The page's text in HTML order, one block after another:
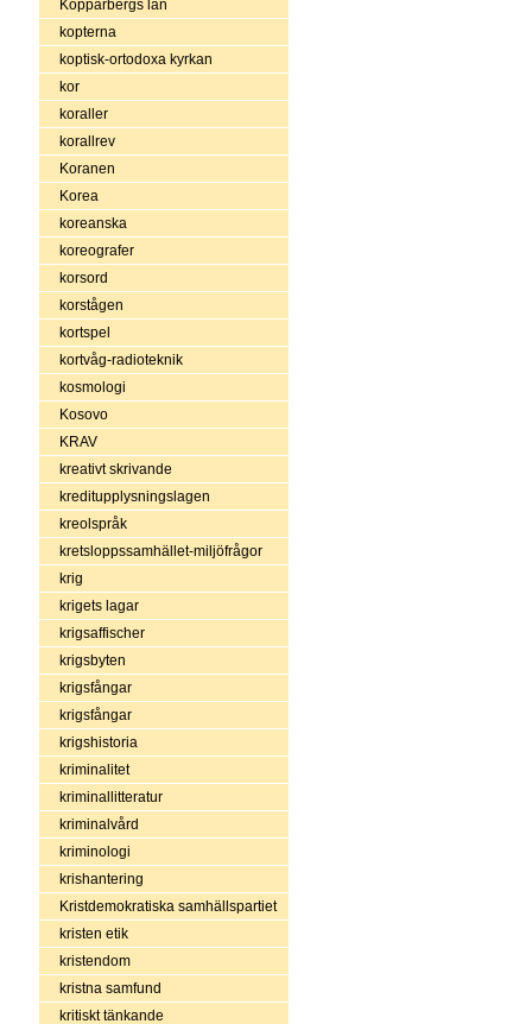
Kopparbergs län
kopterna
koptisk-ortodoxa kyrkan
kor
koraller
korallrev
Koranen
Korea
koreanska
koreografer
korsord
korstågen
kortspel
kortvåg-radioteknik
kosmologi
Kosovo
KRAV
kreativt skrivande
kreditupplysningslagen
kreolspråk
kretsloppssamhället-miljöfrågor
krig
krigets lagar
krigsaffischer
krigsbyten
krigsfångar
krigsfångar
krigshistoria
kriminalitet
kriminallitteratur
kriminalvård
kriminologi
krishantering
Kristdemokratiska samhällspartiet
kristen etik
kristendom
kristna samfund
kritiskt tänkande